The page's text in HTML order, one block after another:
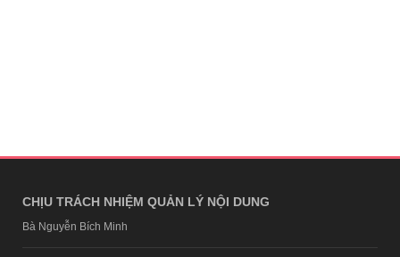
CHỊU TRÁCH NHIỆM QUẢN LÝ NỘI DUNG
Bà Nguyễn Bích Minh